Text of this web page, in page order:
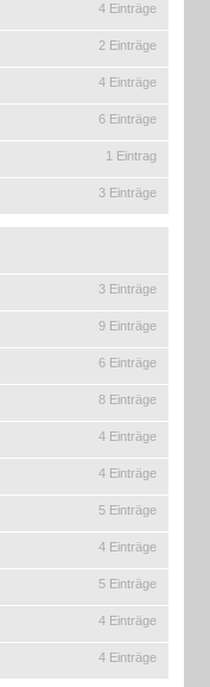
4 Einträge
2 Einträge
4 Einträge
6 Einträge
1 Eintrag
3 Einträge
3 Einträge
9 Einträge
6 Einträge
8 Einträge
4 Einträge
4 Einträge
5 Einträge
4 Einträge
5 Einträge
4 Einträge
4 Einträge